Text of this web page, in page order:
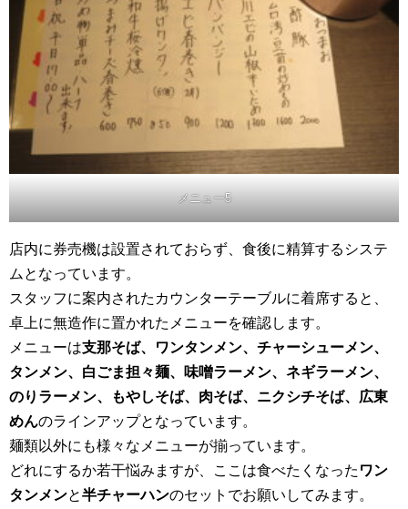
メニュー5
店内に券売機は設置されておらず、食後に精算するシステ
ムとなっています。
スタッフに案内されたカウンターテーブルに着席すると、
卓上に無造作に置かれたメニューを確認します。
メニューは支那そば、ワンタンメン、チャーシューメン、
タンメン、白ごま担々麺、味噌ラーメン、ネギラーメン、
のりラーメン、もやしそば、肉そば、ニクシチそば、広東
めんのラインアップとなっています。
麺類以外にも様々なメニューが揃っています。
どれにするか若干悩みますが、ここは食べたくなった ワン
タンメンと半チャーハンのセットでお願いしてみます。